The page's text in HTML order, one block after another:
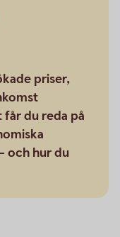
priser,
du reda på
och hur du